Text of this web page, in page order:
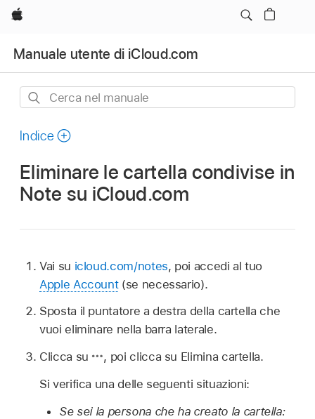
Apple
Manuale utente di iCloud.com
Cerca
manuale
Indice
Eliminare le cartella condivise in
Note su iCloud.com
Vai su icloud.com/notes, poi accedi al tuo
Apple Account(se necessario).
Sposta il puntatore a destra della cartella che
vuoi eliminare nella barra laterale.
Clicca su
, poi clicca su Elimina cartella.
Si verifica una delle seguenti situazioni:
Se sei la persona che ha creato la cartella: